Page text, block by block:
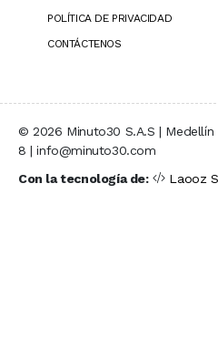
POLÍTICA DE PRIVACIDAD
CONTÁCTENOS
© 2026 Minuto30 S.A.S |
8 | info@minuto30.com
Con la tecnología de:
Laooz